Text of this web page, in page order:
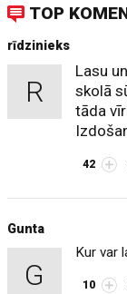
TOP
rīdzinieks
R
Lasu
skolā
tāda
42
Gunta
G
Kur var
10